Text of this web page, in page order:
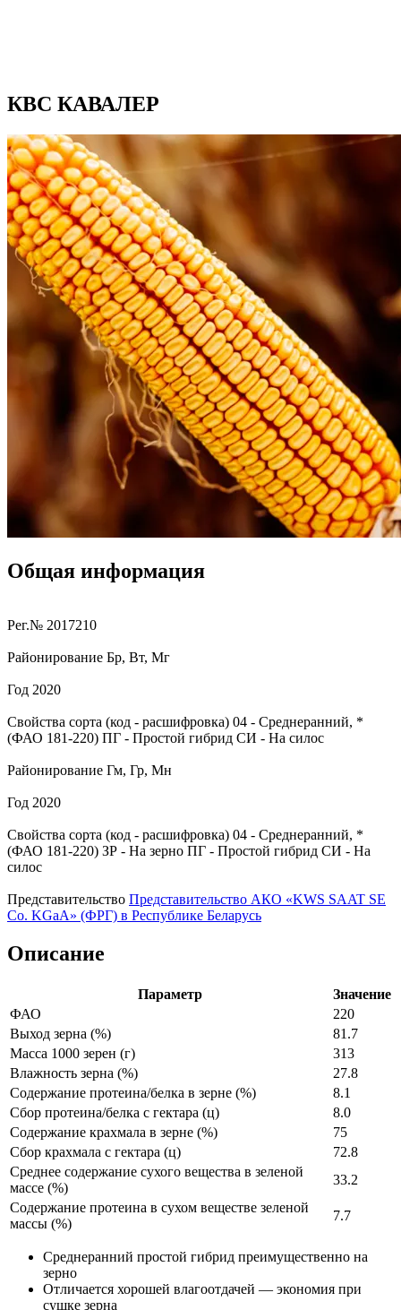
КВС КАВАЛЕР
Общая информация
Рег.№ 2017210
Районирование Бр, Вт, Мг
Год 2020
Свойства сорта (код - расшифровка) 04 - Среднеранний, *
(ФАО 181-220) ПГ - Простой гибрид СИ - На силос
Районирование Гм, Гр, Мн
Год 2020
Свойства сорта (код - расшифровка) 04 - Среднеранний, *
(ФАО 181-220) ЗР - На зерно ПГ - Простой гибрид СИ - На
силос
Представительство Представительство АКО «KWS SAAT SE
Co. KGaA» (ФРГ) в Республике Беларусь
Описание
Параметр
Значение
ФАО
220
Выход зерна (%)
81.7
Масса 1000 зерен (г)
313
Влажность зерна (%)
27.8
Содержание протеина/белка в зерне (%)
8.1
Сбор протеина/белка с гектара (ц)
8.0
Содержание крахмала в зерне (%)
75
Сбор крахмала с гектара (ц)
72.8
Среднее содержание сухого вещества в зеленой
массе (%)
33.2
Содержание протеина в сухом веществе зеленой
массы (%)
7.7
Среднеранний простой гибрид преимущественно на
зерно
Отличается хорошей влагоотдачей — экономия при
сушке зерна